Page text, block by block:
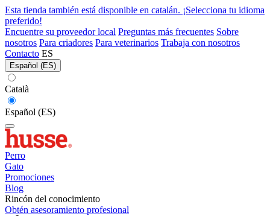
Esta tienda también está disponible en catalán. ¡Selecciona tu idioma
preferido!
Encuentre su proveedor local Preguntas más frecuentes Sobre
nosotros Para criadores Para veterinarios Trabaja con nosotros
Contacto ES
Español (ES)
Català
Español (ES)
Perro
Gato
Promociones
Blog
Rincón del conocimiento
Obtén asesoramiento profesional